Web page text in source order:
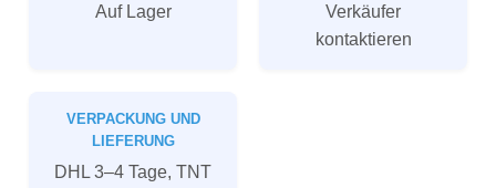
Auf Lager
Verkäufer
kontaktieren
VERPACKUNG UND
LIEFERUNG
DHL 3–4 Tage, TNT